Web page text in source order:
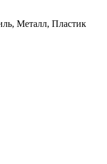
Металл, Пластик